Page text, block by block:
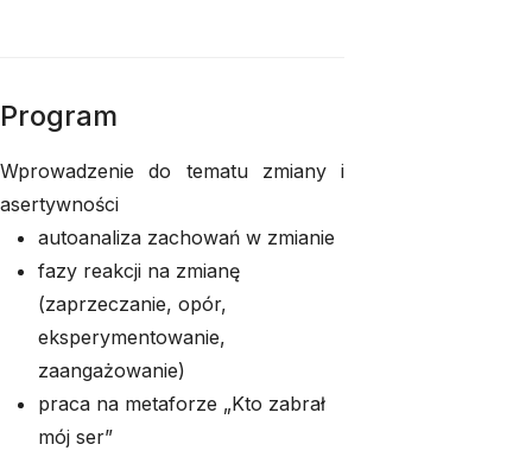
Program
Wprowadzenie do tematu zmiany i
asertywności
autoanaliza zachowań w zmianie
fazy reakcji na zmianę
(zaprzeczanie, opór,
eksperymentowanie,
zaangażowanie)
praca na metaforze „Kto zabrał
mój ser”